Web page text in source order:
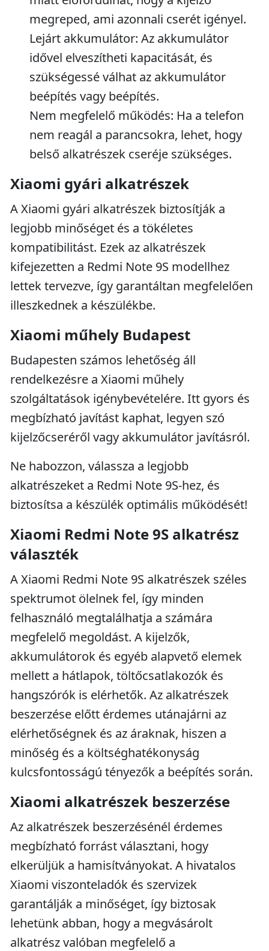
megreped, ami azonnali cserét igényel.
Lejárt akkumulátor: Az akkumulátor
idővel elveszítheti kapacitását, és
szükségessé válhat az akkumulátor
beépítés vagy beépítés.
Nem megfelelő működés: Ha a telefon
nem reagál a parancsokra, lehet, hogy
belső alkatrészek cseréje szükséges.
Xiaomi gyári alkatrészek
A Xiaomi gyári alkatrészek biztosítják a
legjobb minőséget és a tökéletes
kompatibilitást. Ezek az alkatrészek
kifejezetten a Redmi Note 9S modellhez
lettek tervezve, így garantáltan megfelelően
illeszkednek a készülékbe.
Xiaomi műhely Budapest
Budapesten számos lehetőség áll
rendelkezésre a Xiaomi műhely
szolgáltatások igénybevételére. Itt gyors és
megbízható javítást kaphat, legyen szó
kijelzőcseréről vagy akkumulátor javításról.
Ne habozzon, válassza a legjobb
alkatrészeket a Redmi Note 9S-hez, és
biztosítsa a készülék optimális működését!
Xiaomi Redmi Note 9S alkatrész
választék
A Xiaomi Redmi Note 9S alkatrészek széles
spektrumot ölelnek fel, így minden
felhasználó megtalálhatja a számára
megfelelő megoldást. A kijelzők,
akkumulátorok és egyéb alapvető elemek
mellett a hátlapok, töltőcsatlakozók és
hangszórók is elérhetők. Az alkatrészek
beszerzése előtt érdemes utánajárni az
elérhetőségnek és az áraknak, hiszen a
minőség és a költséghatékonyság
kulcsfontosságú tényezők a beépítés során.
Xiaomi alkatrészek beszerzése
Az alkatrészek beszerzésénél érdemes
megbízható forrást választani, hogy
elkerüljük a hamisítványokat. A hivatalos
Xiaomi viszonteladók és szervizek
garantálják a minőséget, így biztosak
lehetünk abban, hogy a megvásárolt
alkatrész valóban megfelelő a